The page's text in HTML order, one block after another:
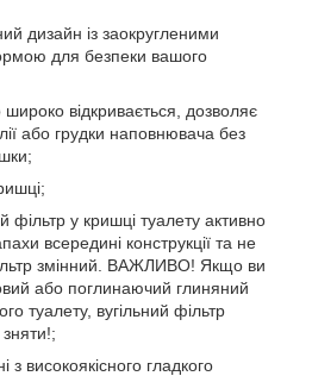
дизайн із заокругленими
для безпеки вашого
відкривається, дозволяє
або грудки наповнювача без
фільтр у кришці туалету активно
всередині конструкції та не
змінний. ВАЖЛИВО! Якщо ви
або поглинаючий глиняний
туалету, вугільний фільтр
з високоякісного гладкого